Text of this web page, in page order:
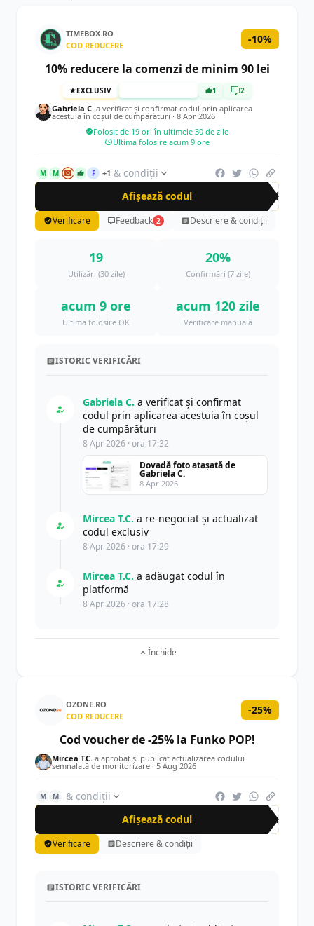
TIMEBOX.RO
COD REDUCERE
-10%
10% reducere la comenzi de minim 90 lei
EXCLUSIV 1 2
Gabriela C. a verificat și confirmat codul prin aplicarea
acestuia în coșul de cumpărături · 8 Apr 2026
Folosit de 19 ori în ultimele 30 de zile
Ultima folosire acum 9 ore
M M F +1 & condiții
Afișează codul
CRN
Verificare Feedback 2 Descriere & condiții
19
Utilizări (30 zile)
20%
Confirmări (7 zile)
acum 9 ore
Ultima folosire OK
acum 120 zile
Verificare manuală
ISTORIC VERIFICĂRI
Gabriela C. a verificat și confirmat
codul prin aplicarea acestuia în coșul
de cumpărături
8 Apr 2026 · ora 17:32
Dovadă foto atașată de
Gabriela C.
8 Apr 2026
Mircea T.C. a re-negociat și actualizat
codul exclusiv
8 Apr 2026 · ora 17:29
Mircea T.C. a adăugat codul în
platformă
8 Apr 2026 · ora 17:28
Închide
OZONE.RO
COD REDUCERE
-25%
Cod voucher de -25% la Funko POP!
Mircea T.C. a aprobat și publicat actualizarea codului
semnalată de monitorizare · 5 Aug 2026
M M
& condiții
Afișează codul
Fun
Verificare Descriere & condiții
ISTORIC VERIFICĂRI